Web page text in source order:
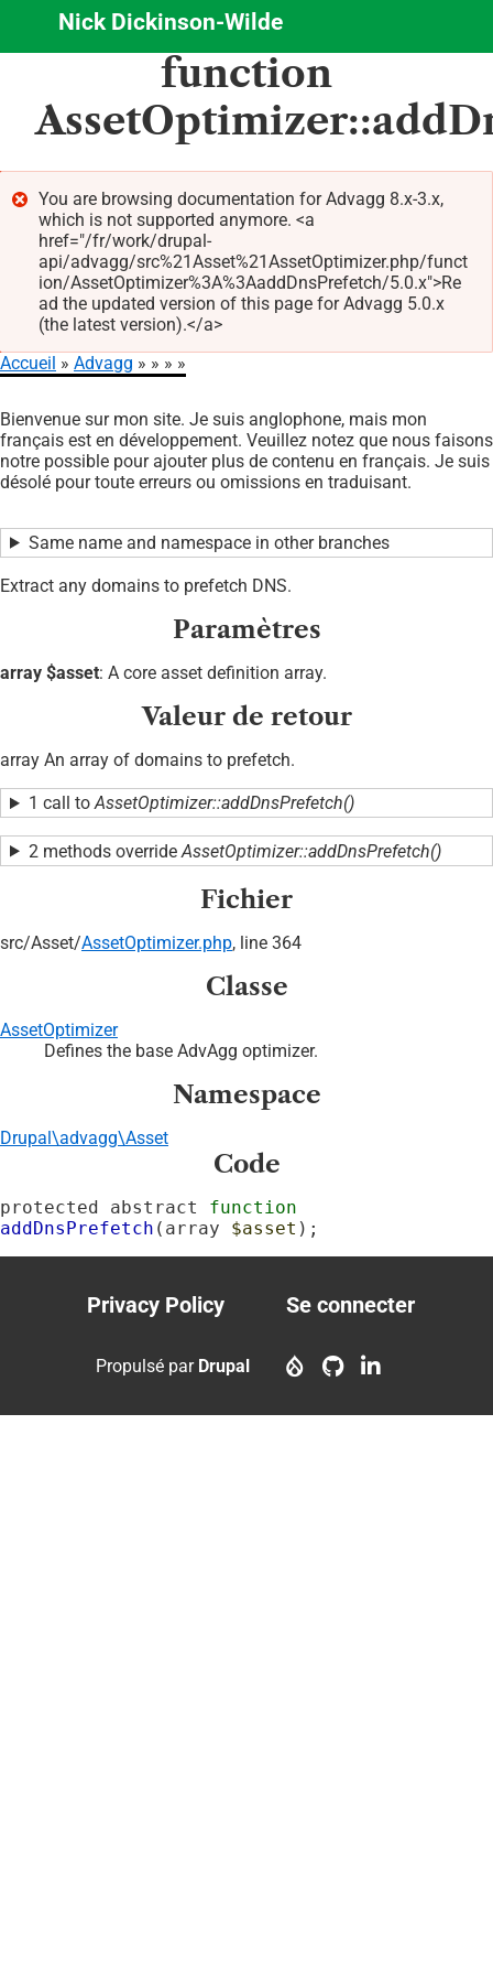
Aller
contenu
principal
Nick Dickinson-Wilde
function
Message
d'erreur
You are browsing documentation for Advagg 8.x-3.x,
which is not supported anymore. <a
href="/fr/work/drupal-
api/advagg/src%21Asset%21AssetOptimizer.php/funct
ion/AssetOptimizer%3A%3AaddDnsPrefetch/5.0.x">Re
ad the updated version of this page for Advagg 5.0.x
(the latest version).</a>
d'Ariane
Accueil Advagg
Bienvenue sur mon site. Je suis anglophone, mais mon
français est en développement. Veuillez notez que nous faisons
notre possible pour ajouter plus de contenu en français. Je suis
désolé pour toute erreurs ou omissions en traduisant.
Same name and namespace in other branches
Extract any domains to prefetch DNS.
Paramètres
array $asset: A core asset definition array.
Valeur de retour
array An array of domains to prefetch.
1 call toAssetOptimizer::addDnsPrefetch()
2 methods override AssetOptimizer::addDnsPrefetch()
Fichier
src/Asset/AssetOptimizer.php, line 364
Classe
AssetOptimizer
Defines the base AdvAgg optimizer.
Namespace
Drupal\advagg\Asset
Code
protected abstract function
addDnsPrefetch (array $asset );
Footer
menu
Privacy Policy
account
Se connecter
Propulsé par Drupal